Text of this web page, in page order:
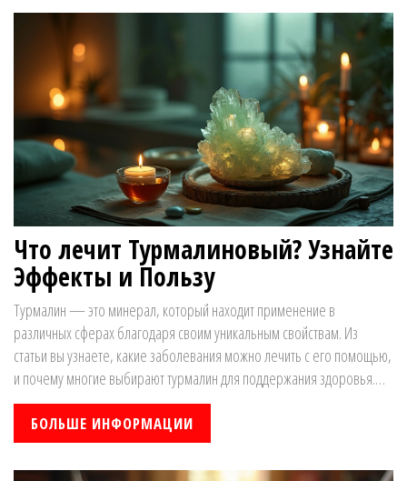
Что лечит Турмалиновый? Узнайте
Эффекты и Пользу
Турмалин — это минерал, который находит применение в
различных сферах благодаря своим уникальным свойствам. Из
статьи вы узнаете, какие заболевания можно лечить с его помощью,
и почему многие выбирают турмалин для поддержания здоровья.
Исследуем, как минерал воздействует на организм и в каких формах
его можно использовать для максимальной пользы. В материале
найдете полезные советы и интересные факты о применении
турмалина.
БОЛЬШЕ ИНФОРМАЦИИ